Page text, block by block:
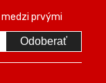
prvými
Odoberať